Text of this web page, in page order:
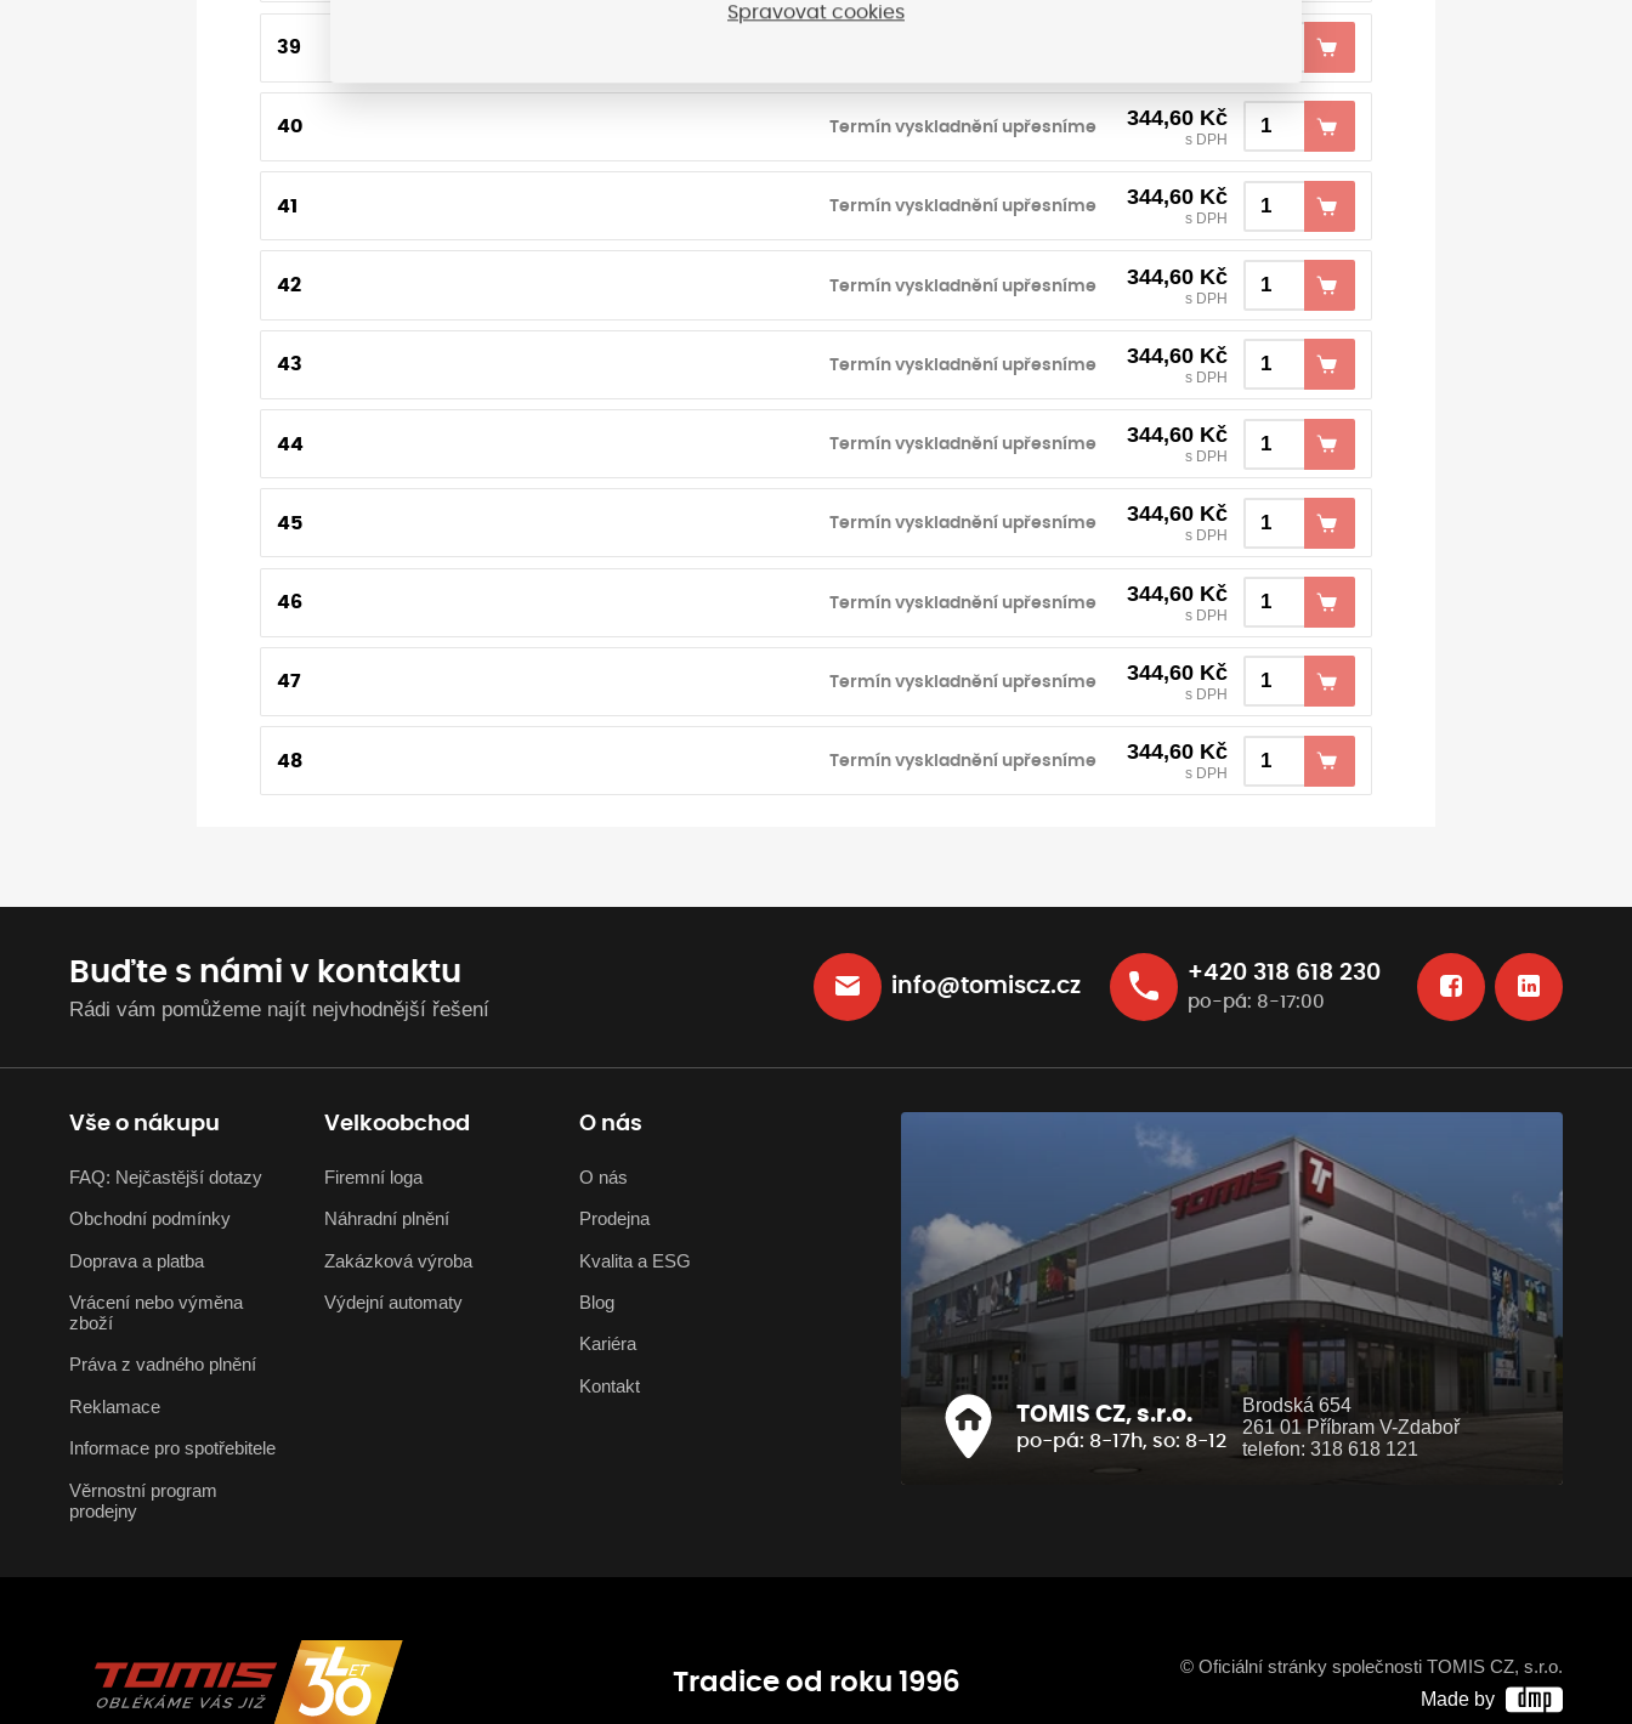
39
40 Termín vyskladnění upřesníme 344,60 Kč
s DPH
41 Termín vyskladnění upřesníme 344,60 Kč
s DPH
42 Termín vyskladnění upřesníme 344,60 Kč
s DPH
43 Termín vyskladnění upřesníme 344,60 Kč
s DPH
44 Termín vyskladnění upřesníme 344,60 Kč
s DPH
45 Termín vyskladnění upřesníme 344,60 Kč
s DPH
46 Termín vyskladnění upřesníme 344,60 Kč
s DPH
47 Termín vyskladnění upřesníme 344,60 Kč
s DPH
48 Termín vyskladnění upřesníme 344,60 Kč
s DPH
Buďte s námi v kontaktu
Rádi vám pomůžeme najít nejvhodnější řešení
info@tomiscz.cz
+420 318 618 230
po-pá: 8-17:00
Vše o nákupu
FAQ: Nejčastější dotazy
Obchodní podmínky
Doprava a platba
Vrácení nebo výměna
zboží
Práva z vadného plnění
Reklamace
Informace pro spotřebitele
Věrnostní program
prodejny
Velkoobchod
Firemní loga
Náhradní plnění
Zakázková výroba
Výdejní automaty
O nás
O nás
Prodejna
Kvalita a ESG
Blog
Kariéra
Kontakt
TOMIS CZ, s.r.o.
po-pá: 8-17h, so: 8-12
Brodská 654
261 01 Příbram V-Zdaboř
telefon: 318 618 121
Tradice od roku 1996
© Oficiální stránky společnosti TOMIS CZ, s.r.o.
Made by
Spravovat cookies